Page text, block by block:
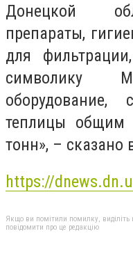
Донецкой
препараты,
для
символику
теплицы общим
тонн», – сказано
https://
Якщо ви помітили помилку, виділіть
повідомити про це редакцію